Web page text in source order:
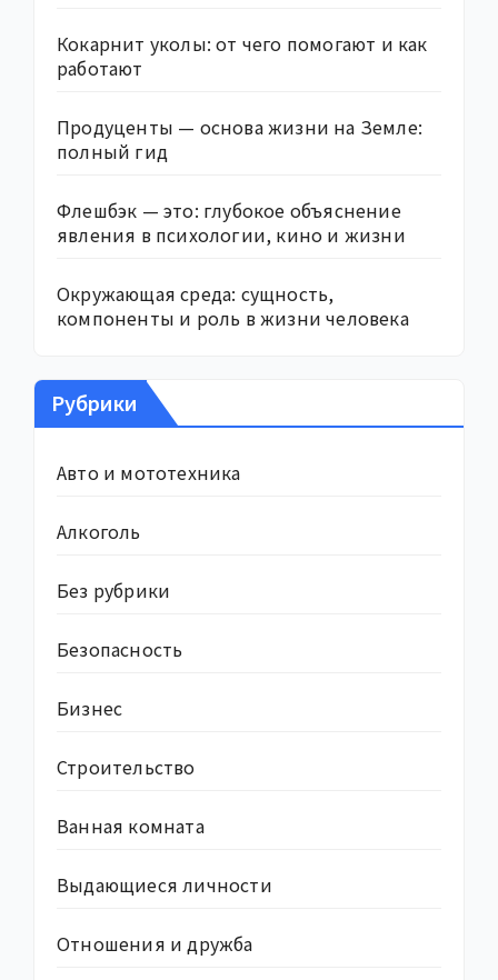
Кокарнит уколы: от чего помогают и как
работают
Продуценты — основа жизни на Земле:
полный гид
Флешбэк — это: глубокое объяснение
явления в психологии, кино и жизни
Окружающая среда: сущность,
компоненты и роль в жизни человека
Рубрики
Авто и мототехника
Алкоголь
Без рубрики
Безопасность
Бизнес
Строительство
Ванная комната
Выдающиеся личности
Отношения и дружба